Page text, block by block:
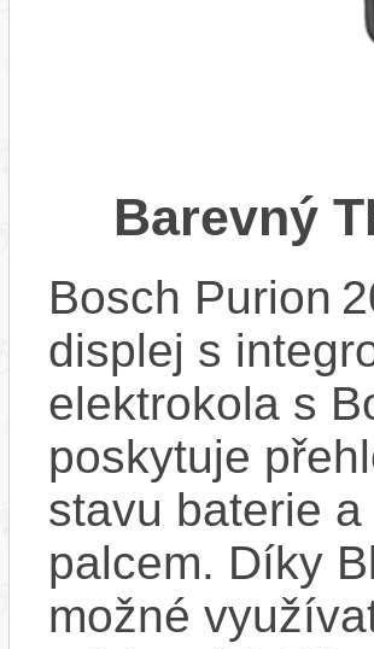
Barevný
Bosch Purion
displej s
elektrokola s
poskytuje
stavu baterie
palcem. Díky
možné